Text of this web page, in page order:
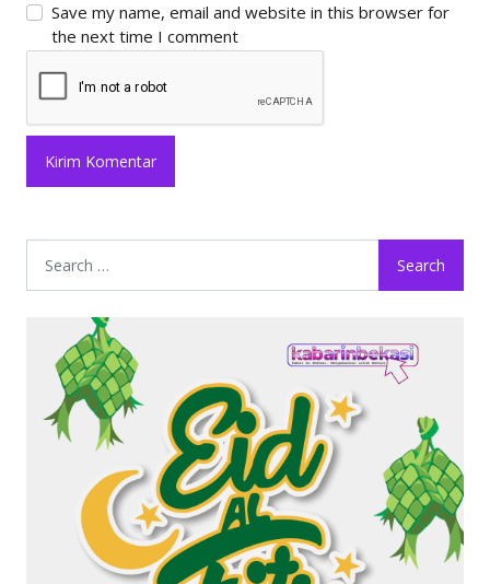
Save my name, email and website in this browser for
the next time I comment